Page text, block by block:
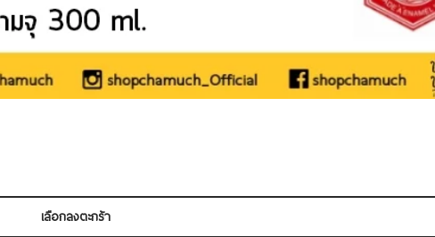
เลือกลงตะกร้า